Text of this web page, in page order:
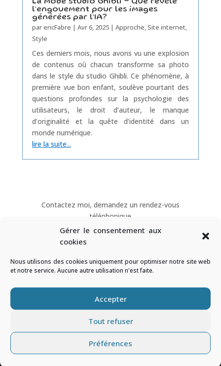
Gérer le consentement aux
cookies
Nous utilisons des cookies uniquement pour optimiser notre site web
et notre service. Aucune autre utilisation n'est faite.
Accepter
Tout refuser
Préférences
La mode studio Ghibli – Que révèle
l’engouement pour les images
générées par l’IA?
parericFabre | Avr 6, 2025| Approche Site internet,
Style
Ces derniers mois, nous avons vu une explosion
de contenus où chacun transforme sa photo
dans le style du studio Ghibli. Ce phénomène, à
première vue bon enfant, soulève pourtant des
questions profondes sur la psychologie des
utilisateurs, le droit d’auteur, le manque
d’originalité et la quête d’identité dans un
monde numérique.
lire la suite...
Contactez moi, demandez un rendez-vous
téléphonique
Confidentialité (EU)
© V-IMAGES / Éric Fabre We support
GONDWANA.blue